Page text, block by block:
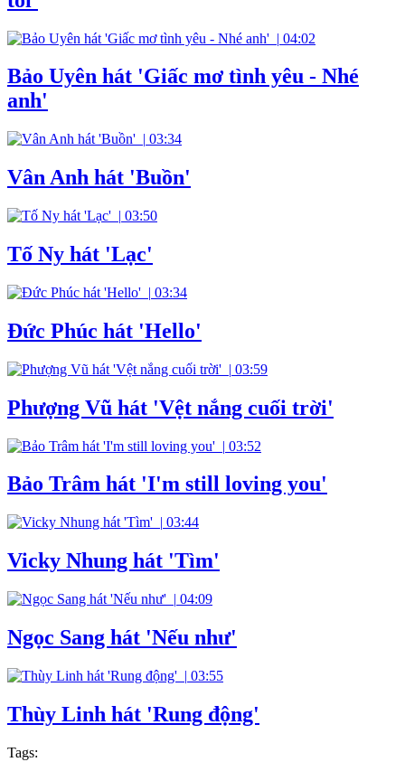
| 04:02
Bảo Uyên hát 'Giấc mơ tình yêu - Nhé
anh'
| 03:34
Vân Anh hát 'Buồn'
| 03:50
Tố Ny hát 'Lạc'
| 03:34
Đức Phúc hát 'Hello'
| 03:59
Phượng Vũ hát 'Vệt nắng cuối trời'
| 03:52
Bảo Trâm hát 'I'm still loving you'
| 03:44
Vicky Nhung hát 'Tìm'
| 04:09
Ngọc Sang hát 'Nếu như'
| 03:55
Thùy Linh hát 'Rung động'
Tags: